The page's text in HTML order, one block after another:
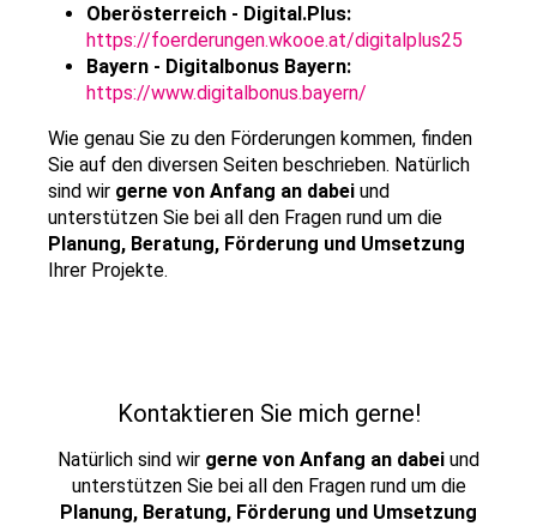
Oberösterreich - Digital.Plus:
https://foerderungen.wkooe.at/digitalplus25
Bayern - Digitalbonus Bayern:
https://www.digitalbonus.bayern/
Wie genau Sie zu den Förderungen kommen, finden
Sie auf den diversen Seiten beschrieben. Natürlich
sind wir gerne von Anfang an dabei und
unterstützen Sie bei all den Fragen rund um die
Planung, Beratung, Förderung und Umsetzung
Ihrer Projekte.
Kontaktieren Sie mich gerne!
Natürlich sind wir gerne von Anfang an dabei und
unterstützen Sie bei all den Fragen rund um die
Planung, Beratung, Förderung und Umsetzung